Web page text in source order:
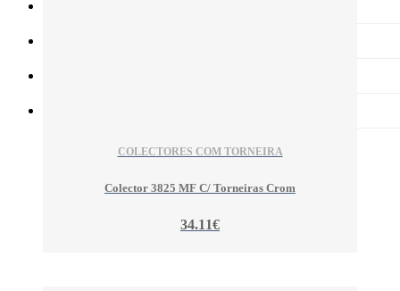
COLECTORES COM TORNEIRA
Colector 3825 MF C/ Torneiras Crom
34.11€